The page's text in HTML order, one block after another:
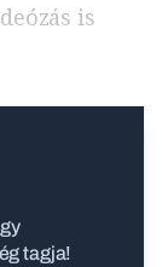
is
tagja!